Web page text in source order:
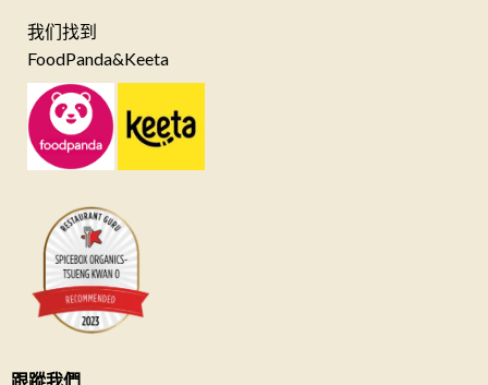
我们找到
FoodPanda&Keeta
跟蹤我們